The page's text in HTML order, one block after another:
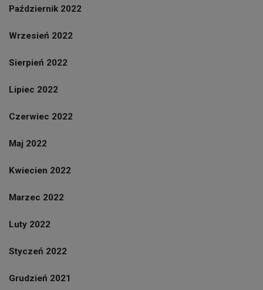
Październik 2022
Wrzesień 2022
Sierpień 2022
Lipiec 2022
Czerwiec 2022
Maj 2022
Kwiecien 2022
Marzec 2022
Luty 2022
Styczeń 2022
Grudzień 2021